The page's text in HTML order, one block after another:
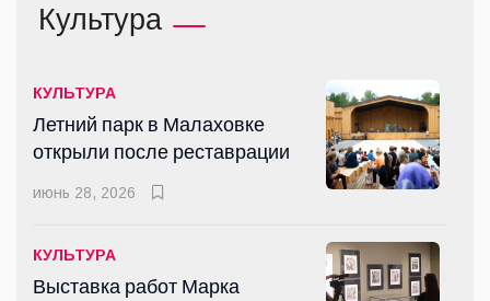
Летний парк в Малаховке
июнь 28, 2026
КУЛЬТУРА
Выставка работ Марка
июнь 19, 2026
Культура
КУЛЬТУРА
Летний парк в Малаховке
открыли после реставрации
июнь 28, 2026
КУЛЬТУРА
Выставка работ Марка